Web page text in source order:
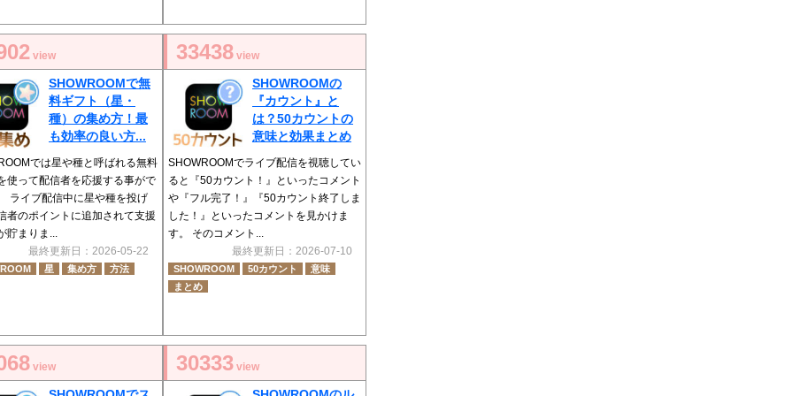
view
SHOWROOMで無
料ギフト（星・
種）の集め方！最
も効率の良い方...
では星や種と呼ばれる無料
使って配信者を応援する事がで
ライブ配信中に星や種を投げ
者のポイントに追加されて支援
貯まりま...
最終更新日：2026-05-22
星 集め方 方法
33438 view
SHOWROOMの
『カウント』と
は？50カウントの
意味と効果まとめ
SHOWROOMでライブ配信を視聴してい
ると『50カウント！』といったコメント
や『フル完了！』『50カウント終了しま
した！』といったコメントを見かけま
す。 そのコメント...
最終更新日：2026-07-10
SHOWROOM 50カウント
意味
まとめ
view 30333 view